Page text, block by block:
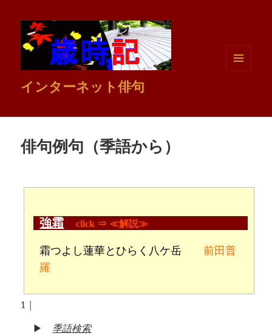
インターネット俳句
俳句例句（季語から）
強霜 click ⇒ ≪解説≫
霜つよし蓮華とひらく八ケ岳前田普
羅
1 |
▶ 季語検索